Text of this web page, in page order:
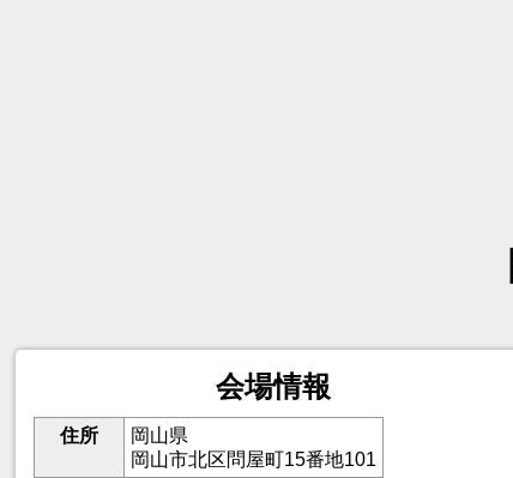
会場情報
住所
岡山県
岡山市北区問屋町15番地101